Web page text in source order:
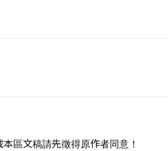
區文稿請先徵得原作者同意！